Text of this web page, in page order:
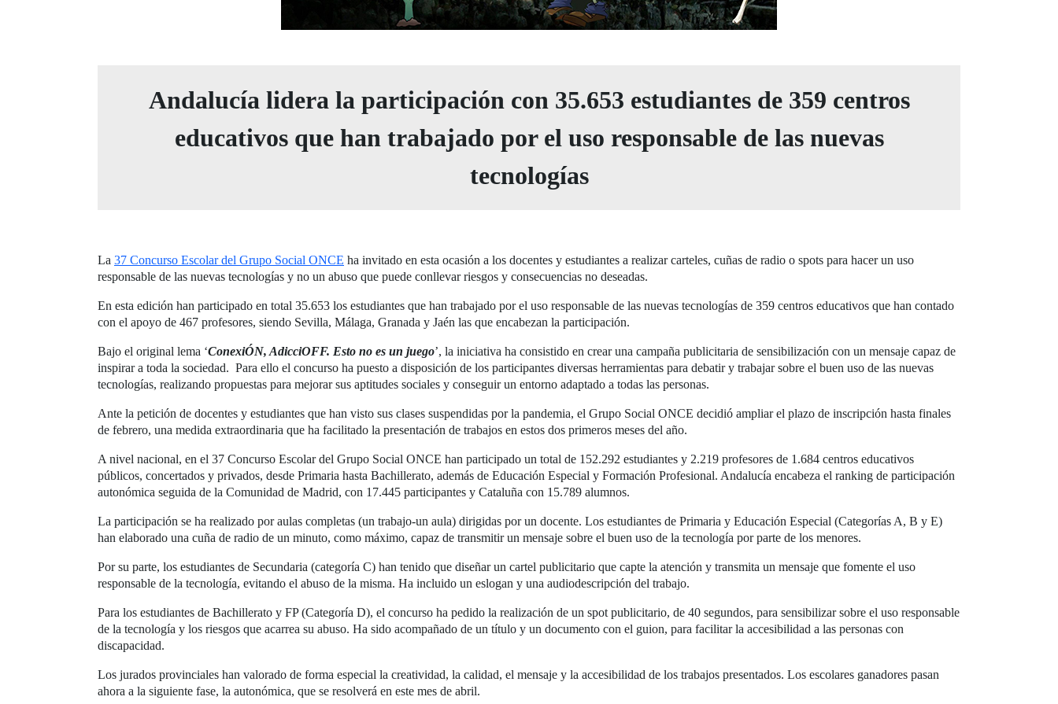
Andalucía lidera la participación con 35.653 estudiantes de 359 centros
educativos que han trabajado por el uso responsable de las nuevas
tecnologías
La 37 Concurso Escolar del Grupo Social ONCE ha invitado en esta ocasión a los docentes y estudiantes a realizar carteles, cuñas de radio o spots para hacer un uso
responsable de las nuevas tecnologías y no un abuso que puede conllevar riesgos y consecuencias no deseadas.
En esta edición han participado en total 35.653 los estudiantes que han trabajado por el uso responsable de las nuevas tecnologías de 359 centros educativos que han contado
con el apoyo de 467 profesores, siendo Sevilla, Málaga, Granada y Jaén las que encabezan la participación.
Bajo el original lema ‘ConexiÓN, AdicciOFF. Esto no es un juego’, la iniciativa ha consistido en crear una campaña publicitaria de sensibilización con un mensaje capaz de
inspirar a toda la sociedad. Para ello el concurso ha puesto a disposición de los participantes diversas herramientas para debatir y trabajar sobre el buen uso de las nuevas
tecnologías, realizando propuestas para mejorar sus aptitudes sociales y conseguir un entorno adaptado a todas las personas.
Ante la petición de docentes y estudiantes que han visto sus clases suspendidas por la pandemia, el Grupo Social ONCE decidió ampliar el plazo de inscripción hasta finales
de febrero, una medida extraordinaria que ha facilitado la presentación de trabajos en estos dos primeros meses del año.
A nivel nacional, en el 37 Concurso Escolar del Grupo Social ONCE han participado un total de 152.292 estudiantes y 2.219 profesores de 1.684 centros educativos
públicos, concertados y privados, desde Primaria hasta Bachillerato, además de Educación Especial y Formación Profesional. Andalucía encabeza el ranking de participación
autonómica seguida de la Comunidad de Madrid, con 17.445 participantes y Cataluña con 15.789 alumnos.
La participación se ha realizado por aulas completas (un trabajo-un aula) dirigidas por un docente. Los estudiantes de Primaria y Educación Especial (Categorías A, B y E)
han elaborado una cuña de radio de un minuto, como máximo, capaz de transmitir un mensaje sobre el buen uso de la tecnología por parte de los menores.
Por su parte, los estudiantes de Secundaria (categoría C) han tenido que diseñar un cartel publicitario que capte la atención y transmita un mensaje que fomente el uso
responsable de la tecnología, evitando el abuso de la misma. Ha incluido un eslogan y una audiodescripción del trabajo.
Para los estudiantes de Bachillerato y FP (Categoría D), el concurso ha pedido la realización de un spot publicitario, de 40 segundos, para sensibilizar sobre el uso responsable
de la tecnología y los riesgos que acarrea su abuso. Ha sido acompañado de un título y un documento con el guion, para facilitar la accesibilidad a las personas con
discapacidad.
Los jurados provinciales han valorado de forma especial la creatividad, la calidad, el mensaje y la accesibilidad de los trabajos presentados. Los escolares ganadores pasan
ahora a la siguiente fase, la autonómica, que se resolverá en este mes de abril.